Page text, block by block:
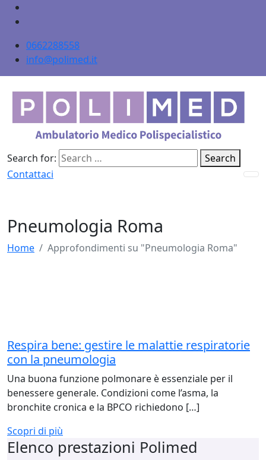
0662288558
info@polimed.it
Search for:
Search
Contattaci
Pneumologia Roma
Home Approfondimenti su "Pneumologia Roma"
Respira bene: gestire le malattie respiratorie
con la pneumologia
Una buona funzione polmonare è essenziale per il
benessere generale. Condizioni come l’asma, la
bronchite cronica e la BPCO richiedono […]
Scopri di più
Elenco prestazioni Polimed